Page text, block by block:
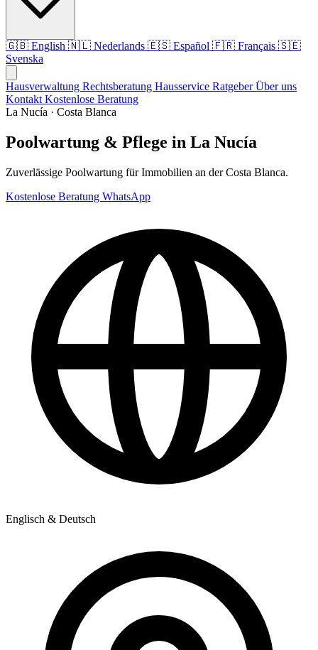
🇬🇧 English 🇳🇱 Nederlands 🇪🇸 Español 🇫🇷 Français 🇸🇪
Svenska
Hausverwaltung Rechtsberatung Hausservice RatgeberÜber uns
Kontakt Kostenlose Beratung
La Nucía · Costa Blanca
Poolwartung & Pflege in La Nucía
Zuverlässige Poolwartung für Immobilien an der Costa Blanca.
Kostenlose Beratung WhatsApp
Englisch & Deutsch